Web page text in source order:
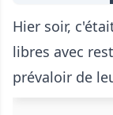
Hier soir,
libres avec
prévaloir de